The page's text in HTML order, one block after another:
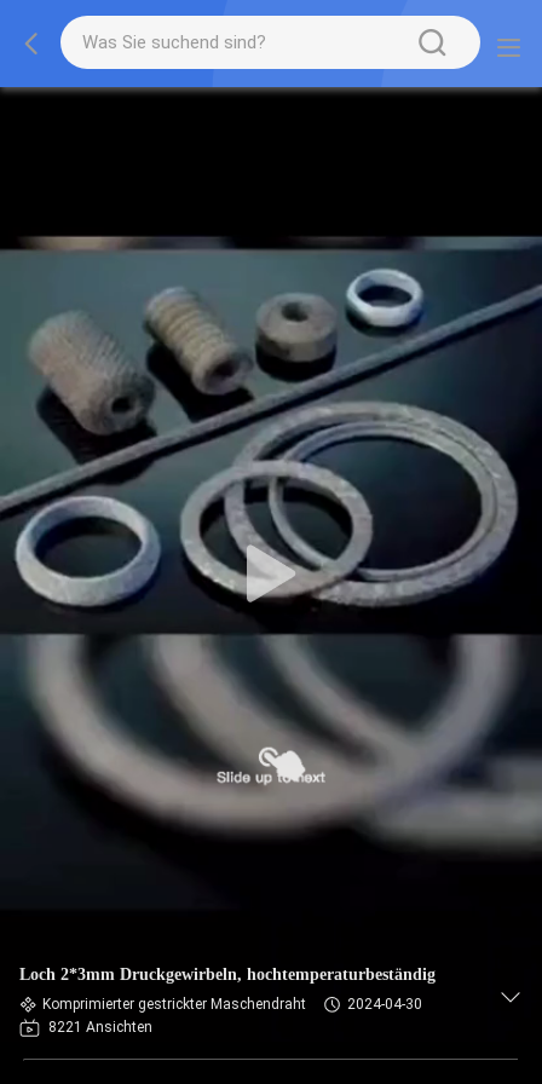
Loch 2*3mm Druckgewirbeln, hochtemperaturbeständig
Komprimierter gestrickter Maschendraht
2024-04-30
8221 Ansichten